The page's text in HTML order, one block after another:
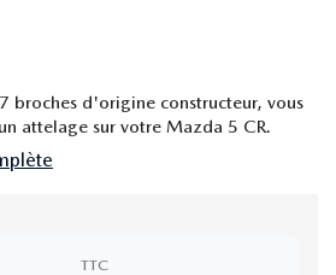
broches d'origine constructeur, vous
attelage sur votre Mazda 5 CR.
TTC